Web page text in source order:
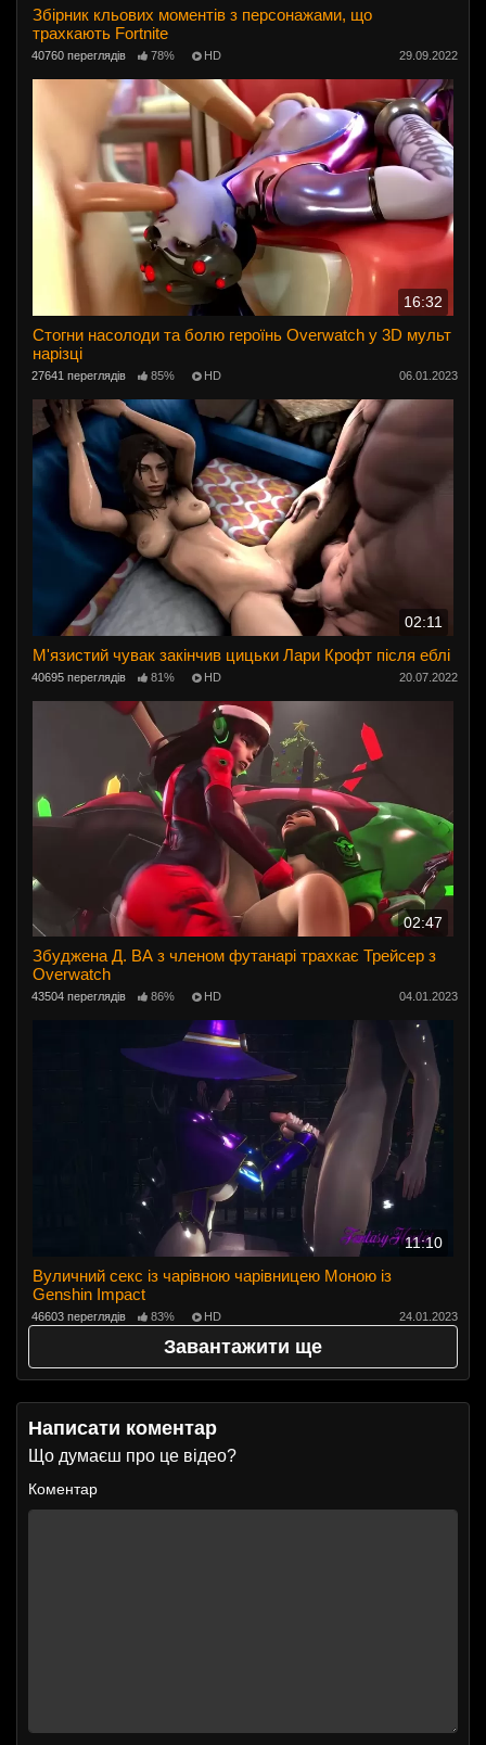
Збірник кльових моментів з персонажами, що
трахкають Fortnite
40760 переглядів 78% HD 29.09.2022
16:32
Стогни насолоди та болю героїнь Overwatch у 3D мульт
нарізці
27641 переглядів 85% HD 06.01.2023
02:11
М'язистий чувак закінчив цицьки Лари Крофт після еблі
40695 переглядів 81% HD 20.07.2022
02:47
Збуджена Д. ВА з членом футанарі трахкає Трейсер з
Overwatch
43504 переглядів 86% HD 04.01.2023
11:10
Вуличний секс із чарівною чарівницею Моною із
Genshin Impact
46603 переглядів 83% HD 24.01.2023
Завантажити ще
Написати коментар
Що думаєш про це відео?
Коментар